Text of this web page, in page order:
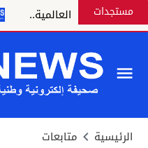
مستجداتالعالمية..
الرئيسية متابعات